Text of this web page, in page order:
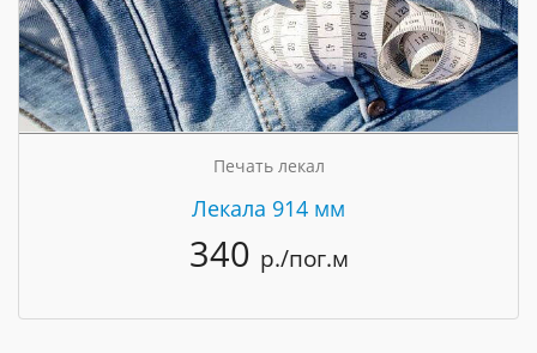
Печать лекал
Лекала 914 мм
340 р./пог.м